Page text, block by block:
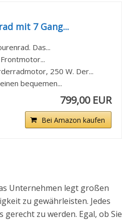
mit 7 Gang...
Das...
250 W. Der...
bequemen...
799,00 EUR
Bei Amazon kaufen
Unternehmen legt großen
zu gewährleisten. Jedes
zu werden. Egal, ob Sie